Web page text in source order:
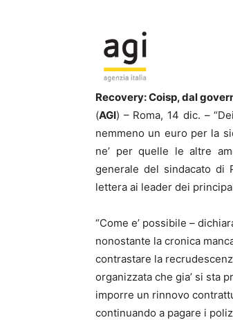
Recovery: Coisp, dal
(AGI) – Roma, 14 dic. –
nemmeno un euro per la
ne’ per quelle le altre
generale del sindacato di
lettera ai leader dei
“Come e’ possibile –
nonostante la cronica
contrastare la
organizzata che gia’ si sta
imporre un rinnovo
continuando a pagare i